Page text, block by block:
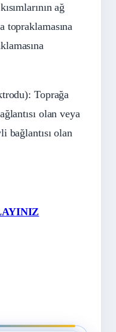
ağ
topraklamasına
Toprağa
olan veya
bağlantısı olan